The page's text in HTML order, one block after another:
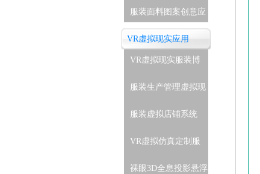
拟仿真教学实验
服装面料图案创意应
用虚拟仿真教学实验
VR虚拟现实应用
VR虚拟现实服装博
物馆系统
服装生产管理虚拟现
实实训系统
服装虚拟店铺系统
VR虚拟仿真定制服
务
裸眼3D全息投影悬浮